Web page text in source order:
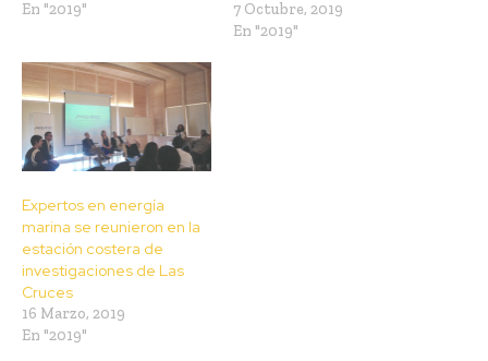
En "2019"
7 Octubre, 2019
En "2019"
Expertos en energía
marina se reunieron en la
estación costera de
investigaciones de Las
Cruces
16 Marzo, 2019
En "2019"